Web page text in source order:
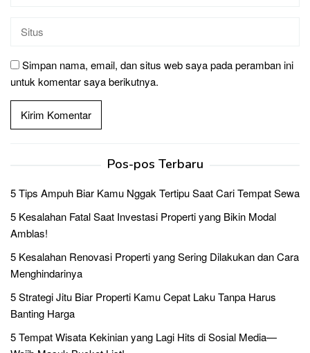
Simpan nama, email, dan situs web saya pada peramban ini
untuk komentar saya berikutnya.
Pos-pos Terbaru
5 Tips Ampuh Biar Kamu Nggak Tertipu Saat Cari Tempat Sewa
5 Kesalahan Fatal Saat Investasi Properti yang Bikin Modal
Amblas!
5 Kesalahan Renovasi Properti yang Sering Dilakukan dan Cara
Menghindarinya
5 Strategi Jitu Biar Properti Kamu Cepat Laku Tanpa Harus
Banting Harga
5 Tempat Wisata Kekinian yang Lagi Hits di Sosial Media—